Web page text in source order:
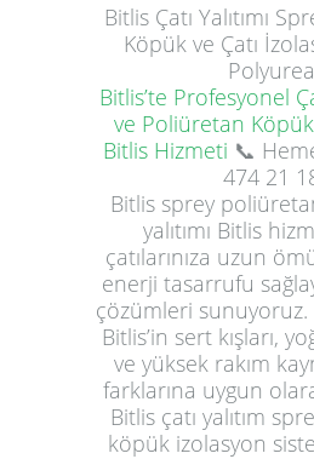
Bitlis Çatı Yalıtımı
Köpük ve Çatı
Polyurea
Bitlis’te Profesyonel
ve Poliüretan Köpük
Bitlis Hizmeti 📞
474 21
Bitlis sprey
yalıtımı Bitlis
çatılarınıza uzun
enerji tasarrufu
çözümleri sunuyoruz.
Bitlis’in sert kışları,
ve yüksek rakım
farklarına uygun
Bitlis çatı yalıtım
köpük izolasyon